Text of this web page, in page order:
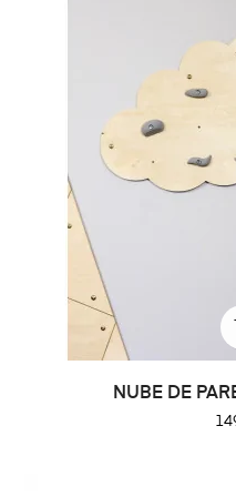
NUBE DE